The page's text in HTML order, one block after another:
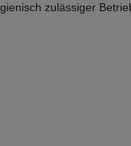
zulässiger